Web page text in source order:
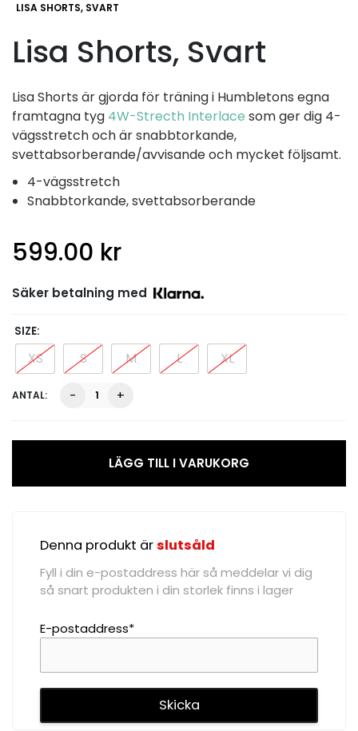
LISA SHORTS, SVART
Lisa Shorts, Svart
Lisa Shorts är gjorda för träning i Humbletons egna
framtagna tyg 4W-Strecth Interlace som ger dig 4-
vägsstretch och är snabbtorkande,
svettabsorberande/avvisande och mycket följsamt.
4-vägsstretch
Snabbtorkande, svettabsorberande
599.00 kr
Säker betalning med
SIZE
M
XS S L XL
-Lisa
mängd
+
LÄGG TILL I VARUKORG
Denna produkt ärslutsåld
Fyll i din e-postaddress här så meddelar vi dig
så snart produkten i din storlek finns i lager
E-postaddress*